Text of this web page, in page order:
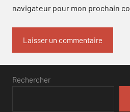
navigateur pour mon prochain
Rechercher